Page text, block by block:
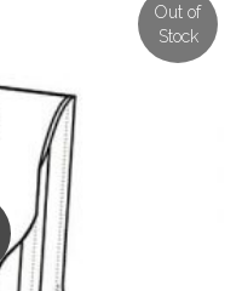
Out of
Stock